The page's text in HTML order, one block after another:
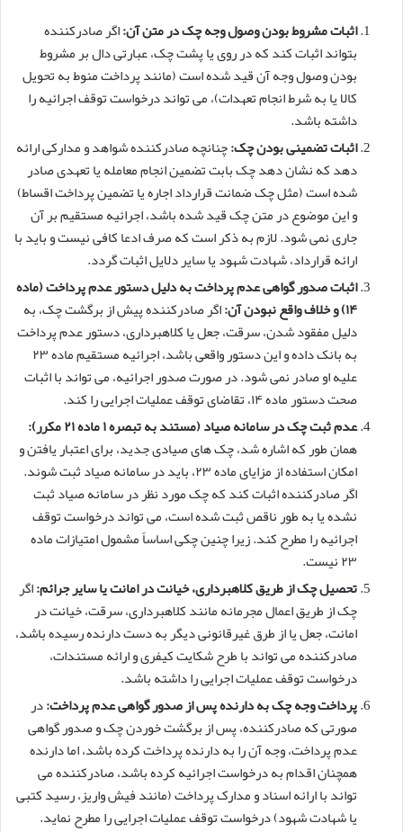
اثبات مشروط بودن وصول وجه چک در متن آن:اگر صادرکننده
بتواند اثبات کند که در روی یا پشت چک، عبارتی دال بر مشروط
بودن وصول وجه آن قید شده است (مانند پرداخت منوط به تحویل
کالا یا به شرط انجام تعهدات)، می تواند درخواست توقف اجرائیه را
داشته باشد.
اثبات تضمینی بودن چک:چنانچه صادرکننده شواهد و مدارکی ارائه
دهد که نشان دهد چک بابت تضمین انجام معامله یا تعهدی صادر
شده است (مثل چک ضمانت قرارداد اجاره یا تضمین پرداخت اقساط)
و این موضوع در متن چک قید شده باشد، اجرائیه مستقیم بر آن
جاری نمی شود. لازم به ذکر است که صرف ادعا کافی نیست و باید با
ارائه قرارداد، شهادت شهود یا سایر دلایل اثبات گردد.
اثبات صدور گواهی عدم پرداخت به دلیل دستور عدم پرداخت (ماده
۱۴) و خلاف واقع نبودن آن:
اگر صادرکننده پیش از برگشت چک، به
دلیل مفقود شدن، سرقت، جعل یا کلاهبرداری، دستور عدم پرداخت
به بانک داده و این دستور واقعی باشد، اجرائیه مستقیم ماده ۲۳
علیه او صادر نمی شود. در صورت صدور اجرائیه، می تواند با اثبات
صحت دستور ماده ۱۴، تقاضای توقف عملیات اجرایی را کند.
عدم ثبت چک در سامانه صیاد (مستند به تبصره ۱ ماده ۲۱ مکرر):
همان طور که اشاره شد، چک های صیادی جدید، برای اعتبار یافتن و
امکان استفاده از مزایای ماده ۲۳، باید در سامانه صیاد ثبت شوند.
اگر صادرکننده اثبات کند که چک مورد نظر در سامانه صیاد ثبت
نشده یا به طور ناقص ثبت شده است، می تواند درخواست توقف
اجرائیه را مطرح کند. زیرا چنین چکی اساساً مشمول امتیازات ماده
۲۳ نیست.
تحصیل چک از طریق کلاهبرداری، خیانت در امانت یا سایر جرائم:اگر
چک از طریق اعمال مجرمانه مانند کلاهبرداری، سرقت، خیانت در
امانت، جعل یا از طرق غیرقانونی دیگر به دست دارنده رسیده باشد،
صادرکننده می تواند با طرح شکایت کیفری و ارائه مستندات،
درخواست توقف عملیات اجرایی را داشته باشد.
پرداخت وجه چک به دارنده پس از صدور گواهی عدم پرداخت:در
صورتی که صادرکننده، پس از برگشت خوردن چک و صدور گواهی
عدم پرداخت، وجه آن را به دارنده پرداخت کرده باشد، اما دارنده
همچنان اقدام به درخواست اجرائیه کرده باشد، صادرکننده می
تواند با ارائه اسناد و مدارک پرداخت (مانند فیش واریز، رسید کتبی
یا شهادت شهود) درخواست توقف عملیات اجرایی را مطرح نماید.